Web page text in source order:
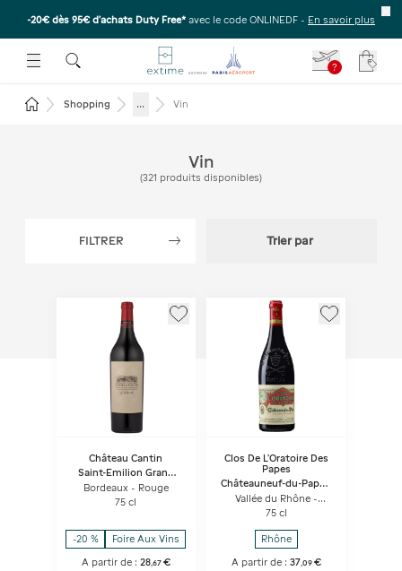
-20€ dès 95€ d’achats Duty Free* avec le code ONLINEDF - En savoir plus
MENU
OUVRIR LE SOUS-MENU
POUR OUVRIR LE SOUS-MENU
?
Revenir à la page d'accueil
Shopping ... Vin
FILTRER Trier par
Vin
(321 produits disponibles)
Château Cantin
Saint-Emilion Grand
Cru - La Chapelle
Bordeaux - Rouge
75 cl
-20 % Foire Aux Vins
A partir de : 28,67 €
Clos De L'Oratoire Des
Papes
Châteauneuf-du-Pape -
L’Oratoire des Papes
Vallée du Rhône -
Rouge
75 cl
Rhône
A partir de : 37,09 €